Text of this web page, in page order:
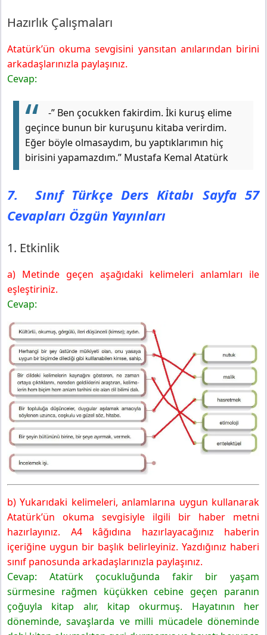
1. Etkinlik
3. Etkinlik
7. Sınıf Türkçe Ders Kitabı Sayfa 58 Cevapları Özgün
Yayınları
7. Sınıf Türkçe Ders Kitabı Sayfa 59 Cevapları Özgün
7. Sınıf Türkçe Ders Kitabı Sayfa 60 Cevapları Özgün
Yayınları
Gelecek Derse Hazırlık
Hazırlık Çalışmaları
Atatürk’ün okuma sevgisini yansıtan anılarından birini
arkadaşlarınızla paylaşınız.
Cevap:
-” Ben çocukken fakirdim. İki kuruş elime
geçince bunun bir kuruşunu kitaba verirdim.
Eğer böyle olmasaydım, bu yaptıklarımın hiç
birisini yapamazdım.” Mustafa Kemal Atatürk
7. Sınıf Türkçe Ders Kitabı Sayfa 57
Cevapları Özgün Yayınları
1. Etkinlik
a) Metinde geçen aşağıdaki kelimeleri anlamları ile
eşleştiriniz.
Cevap:
b) Yukarıdaki kelimeleri, anlamlarına uygun kullanarak
Atatürk’ün okuma sevgisiyle ilgili bir haber metni
hazırlayınız. A4 kâğıdına hazırlayacağınız haberin
içeriğine uygun bir başlık belirleyiniz. Yazdığınız haberi
sınıf panosunda arkadaşlarınızla paylaşınız.
Cevap: Atatürk çocukluğunda fakir bir yaşam
sürmesine rağmen küçükken cebine geçen paranın
çoğuyla kitap alır, kitap okurmuş. Hayatının her
döneminde, savaşlarda ve milli mücadele döneminde